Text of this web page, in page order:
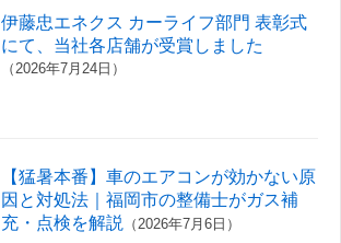
伊藤忠エネクス カーライフ部門 表彰式
にて、当社各店舗が受賞しました
（2026年7月24日）
【猛暑本番】車のエアコンが効かない原
因と対処法｜福岡市の整備士がガス補
充・点検を解説
（2026年7月6日）